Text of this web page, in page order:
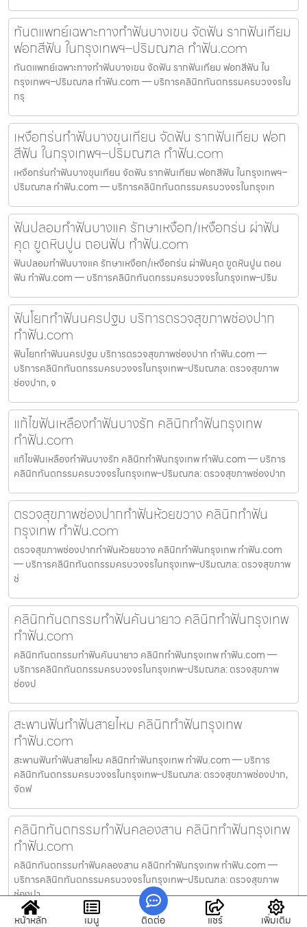
ทันตแพทย์เฉพาะทางทำฟันบางเขน จัดฟัน รากฟันเทียม
ฟอกสีฟัน ในกรุงเทพฯ–ปริมณฑล ทำฟัน.com
ทันตแพทย์เฉพาะทางทำฟันบางเขน จัดฟัน รากฟันเทียม ฟอกสีฟัน ใน
กรุงเทพฯ–ปริมณฑล ทำฟัน.com — บริการคลินิกทันตกรรมครบวงจรใน
กรุ
เหงือกร่นทำฟันบางขุนเทียน จัดฟัน รากฟันเทียม ฟอก
สีฟัน ในกรุงเทพฯ–ปริมณฑล ทำฟัน.com
เหงือกร่นทำฟันบางขุนเทียน จัดฟัน รากฟันเทียม ฟอกสีฟัน ในกรุงเทพฯ–
ปริมณฑล ทำฟัน.com — บริการคลินิกทันตกรรมครบวงจรในกรุงเท
ฟันปลอมทำฟันบางแค รักษาเหงือก/เหงือกร่น ผ่าฟัน
คุด ขูดหินปูน ถอนฟัน ทำฟัน.com
ฟันปลอมทำฟันบางแค รักษาเหงือก/เหงือกร่น ผ่าฟันคุด ขูดหินปูน ถอน
ฟัน ทำฟัน.com — บริการคลินิกทันตกรรมครบวงจรในกรุงเทพ–ปริม
ฟันโยกทำฟันนครปฐม บริการตรวจสุขภาพช่องปาก
ทำฟัน.com
ฟันโยกทำฟันนครปฐม บริการตรวจสุขภาพช่องปาก ทำฟัน.com —
บริการคลินิกทันตกรรมครบวงจรในกรุงเทพ–ปริมณฑล: ตรวจสุขภาพ
ช่องปาก, จ
แก้ไขฟันเหลืองทำฟันบางรัก คลินิกทำฟันกรุงเทพ
ทำฟัน.com
แก้ไขฟันเหลืองทำฟันบางรัก คลินิกทำฟันกรุงเทพ ทำฟัน.com — บริการ
คลินิกทันตกรรมครบวงจรในกรุงเทพ–ปริมณฑล: ตรวจสุขภาพช่องปาก
ตรวจสุขภาพช่องปากทำฟันห้วยขวาง คลินิกทำฟัน
กรุงเทพ ทำฟัน.com
ตรวจสุขภาพช่องปากทำฟันห้วยขวาง คลินิกทำฟันกรุงเทพ ทำฟัน.com
— บริการคลินิกทันตกรรมครบวงจรในกรุงเทพ–ปริมณฑล: ตรวจสุขภาพ
ช่
คลินิกทันตกรรมทำฟันคันนายาว คลินิกทำฟันกรุงเทพ
ทำฟัน.com
คลินิกทันตกรรมทำฟันคันนายาว คลินิกทำฟันกรุงเทพ ทำฟัน.com —
บริการคลินิกทันตกรรมครบวงจรในกรุงเทพ–ปริมณฑล: ตรวจสุขภาพ
ช่องป
สะพานฟันทำฟันสายไหม คลินิกทำฟันกรุงเทพ
ทำฟัน.com
สะพานฟันทำฟันสายไหม คลินิกทำฟันกรุงเทพ ทำฟัน.com — บริการ
คลินิกทันตกรรมครบวงจรในกรุงเทพ–ปริมณฑล: ตรวจสุขภาพช่องปาก,
จัดฟ
คลินิกทันตกรรมทำฟันคลองสาน คลินิกทำฟันกรุงเทพ
ทำฟัน.com
คลินิกทันตกรรมทำฟันคลองสาน คลินิกทำฟันกรุงเทพ ทำฟัน.com —
บริการคลินิกทันตกรรมครบวงจรในกรุงเทพ–ปริมณฑล: ตรวจสุขภาพ
ช่องปา
หน้าหลัก เมนู ติดต่อ แชร์ เพิ่มเติม